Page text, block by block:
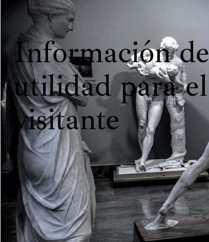
Información de
utilidad para el
visitante